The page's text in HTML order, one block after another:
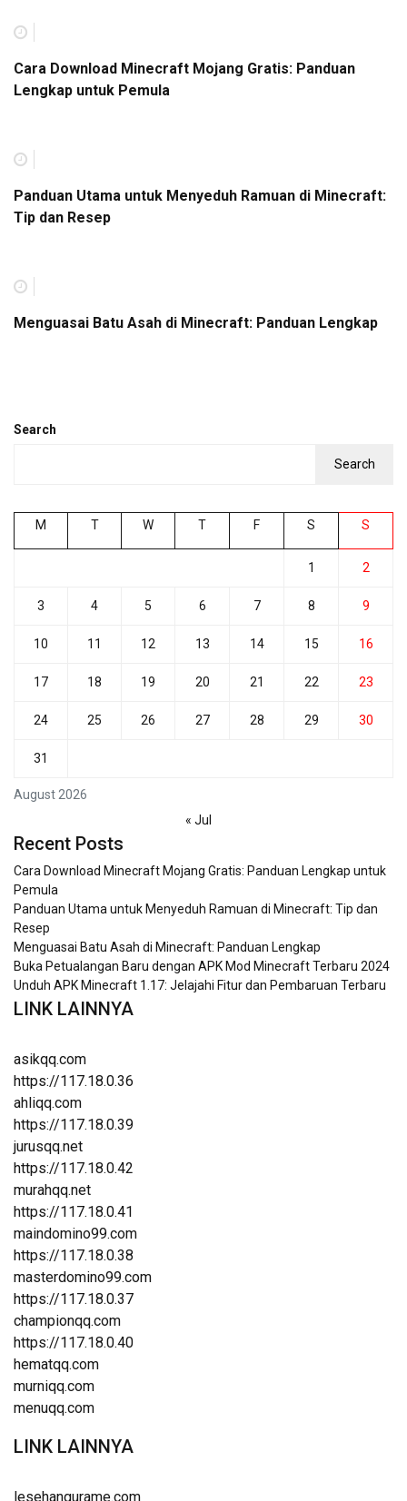
Cara Download Minecraft Mojang Gratis: Panduan
Lengkap untuk Pemula
Panduan Utama untuk Menyeduh Ramuan di Minecraft:
Tip dan Resep
Menguasai Batu Asah di Minecraft: Panduan Lengkap
Search
Search
August 2026
M T W T F S S
1 2
3 4 5 6 7 8 9
10 11 12 13 14 15 16
17 18 19 20 21 22 23
24 25 26 27 28 29 30
31
« Jul
Recent Posts
Cara Download Minecraft Mojang Gratis: Panduan Lengkap untuk
Pemula
Panduan Utama untuk Menyeduh Ramuan di Minecraft: Tip dan
Resep
Menguasai Batu Asah di Minecraft: Panduan Lengkap
Buka Petualangan Baru dengan APK Mod Minecraft Terbaru 2024
Unduh APK Minecraft 1.17: Jelajahi Fitur dan Pembaruan Terbaru
LINK LAINNYA
asikqq.com
https://117.18.0.36
ahliqq.com
https://117.18.0.39
jurusqq.net
https://117.18.0.42
murahqq.net
https://117.18.0.41
maindomino99.com
https://117.18.0.38
masterdomino99.com
https://117.18.0.37
championqq.com
https://117.18.0.40
hematqq.com
murniqq.com
menuqq.com
LINK LAINNYA
lesehangurame.com